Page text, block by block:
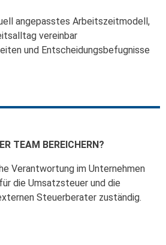
angepasstes Arbeitszeitmodell,
vereinbar
und Entscheidungsbefugnisse
TEAM BEREICHERN?
Verantwortung im Unternehmen
die Umsatzsteuer und die
Steuerberater zuständig.